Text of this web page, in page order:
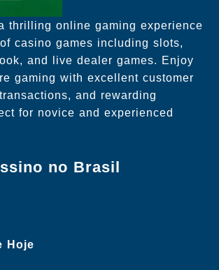
thrilling online gaming experience
casino games including slots,
and live dealer games. Enjoy
gaming with excellent customer
and rewarding
for novice and experienced
no Brasil
Hoje